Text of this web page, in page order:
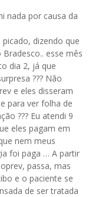
nada por causa da
dizendo que
esse mês
dia 2, já que
??? Não
e eles disseram
para ver folha de
??? Eu atendi 9
eles pagam em
nem meus
foi paga … A partir
passa, mas
e o paciente se
de ser tratada